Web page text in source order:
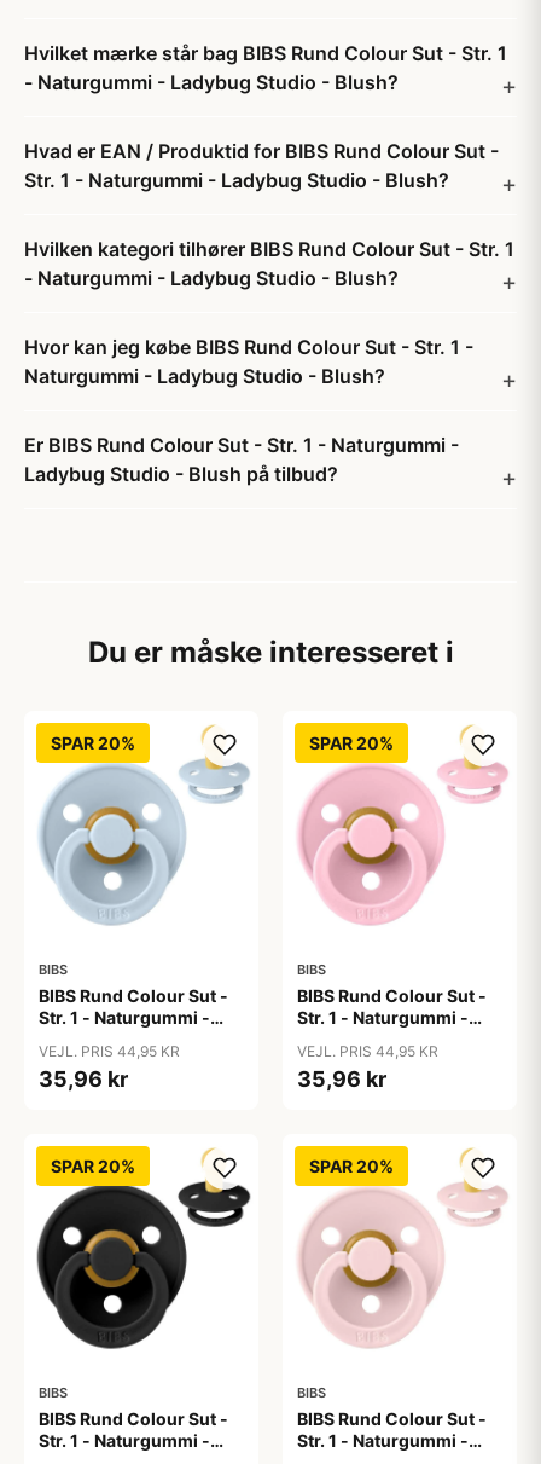
Hvilket mærke står bag BIBS Rund Colour Sut - Str. 1
- Naturgummi - Ladybug Studio - Blush?
Hvad er EAN / Produktid for BIBS Rund Colour Sut -
Str. 1 - Naturgummi - Ladybug Studio - Blush?
Hvilken kategori tilhører BIBS Rund Colour Sut - Str. 1
- Naturgummi - Ladybug Studio - Blush?
Hvor kan jeg købe BIBS Rund Colour Sut - Str. 1 -
Naturgummi - Ladybug Studio - Blush?
Er BIBS Rund Colour Sut - Str. 1 - Naturgummi -
Ladybug Studio - Blush på tilbud?
Du er måske interesseret i
SPAR 20%
BIBS
BIBS Rund Colour Sut -
Str. 1 - Naturgummi -
VEJL. PRIS 44,95 KR
35,96 kr
SPAR 20%
BIBS
BIBS Rund Colour Sut -
Str. 1 - Naturgummi -
VEJL. PRIS 44,95 KR
35,96 kr
SPAR 20%
BIBS
BIBS Rund Colour Sut -
Str. 1 - Naturgummi -
SPAR 20%
BIBS
BIBS Rund Colour Sut -
Str. 1 - Naturgummi -